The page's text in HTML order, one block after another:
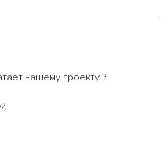
нашему проекту ?